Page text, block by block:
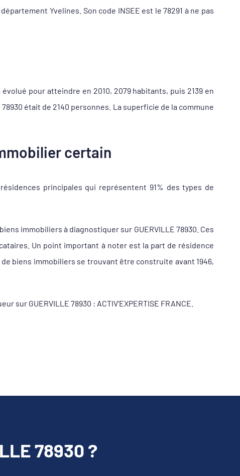
Yvelines. Son code INSEE est le 78291 à ne pas
pour atteindre en 2010, 2079 habitants, puis 2139 en
était de 2140 personnes. La superficie de la commune
certain
principales qui représentent 91% des types de
immobiliers à diagnostiquer sur GUERVILLE 78930. Ces
Un point important à noter est la part de résidence
biens immobiliers se trouvant être construite avant 1946,
GUERVILLE 78930 : ACTIV'EXPERTISE FRANCE.
78930 ?